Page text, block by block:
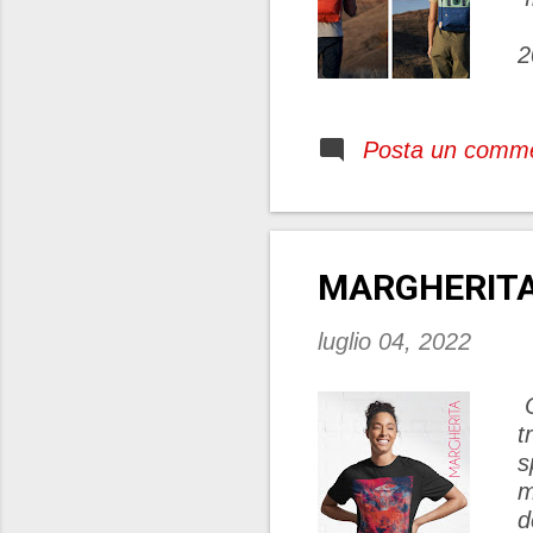
Posta un
luglio 04, 2022